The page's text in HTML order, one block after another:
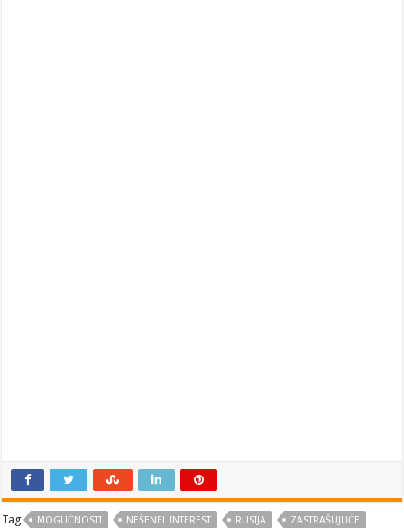
Tag MOGUĆNOSTI NEŠENEL INTEREST RUSIJA ZASTRAŠUJUĆE